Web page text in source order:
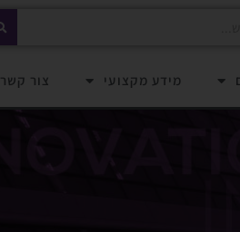
מידע מקצועי צור קשר